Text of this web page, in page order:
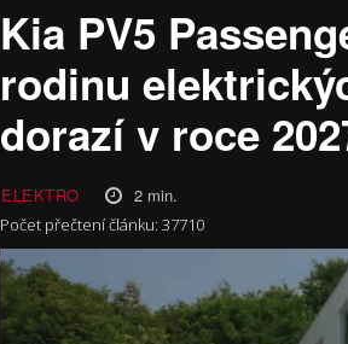
Kia PV5
rodinu
dorazí v roce
ELEKTRO 2min.
Počet přečtení článku: 37710